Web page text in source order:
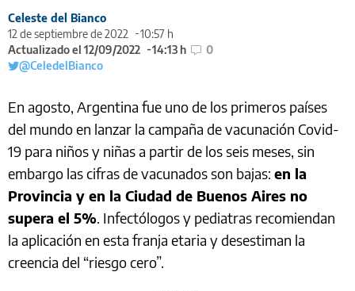
Celeste del Bianco
12 de septiembre de 2022
10:57 h
Actualizado el 12/09/2022
14:13 h
0
@CeledelBianco
En agosto, Argentina fue uno de los primeros países
del mundo en lanzar la campaña de vacunación Covid-
19 para niños y niñas a partir de los seis meses, sin
embargo las cifras de vacunados son bajas: en la
Provincia y en la Ciudad de Buenos Aires no
supera el 5%. Infectólogos y pediatras recomiendan
la aplicación en esta franja etaria y desestiman la
creencia del “riesgo cero”.